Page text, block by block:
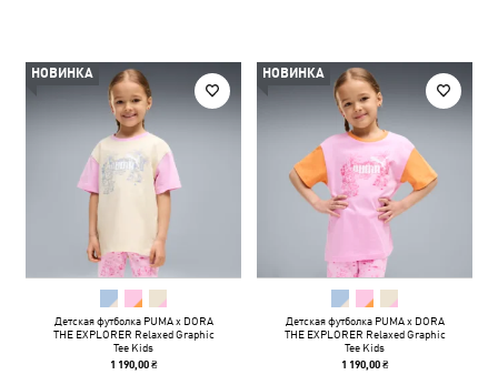
НОВИНКА
Детская футболка PUMA x DORA
THE EXPLORER Relaxed Graphic
Tee Kids
1 190,00 ₴
НОВИНКА
Детская футболка PUMA x DORA
THE EXPLORER Relaxed Graphic
Tee Kids
1 190,00 ₴